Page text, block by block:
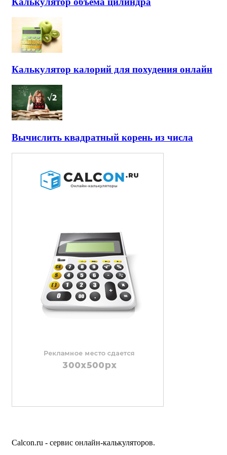
Калькулятор калорий для похудения онлайн
Вычислить квадратный корень из числа
Calcon.ru - сервис онлайн-калькуляторов.